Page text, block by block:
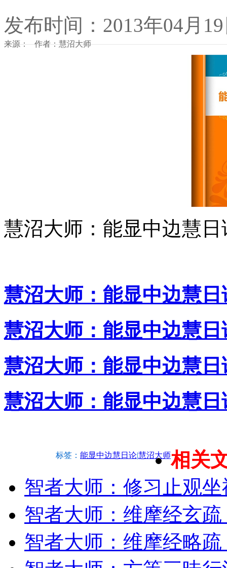
发布时间：2013年04月
来源： 作者：慧沼大师
慧沼大师：能显中边慧
慧沼大师：能显中边慧日
慧沼大师：能显中边慧日
慧沼大师：能显中边慧日
慧沼大师：能显中边慧日
标签： 能显中边慧日论|慧沼大师相关
智者大师：修习止观
智者大师：维摩经玄
智者大师：维摩经略